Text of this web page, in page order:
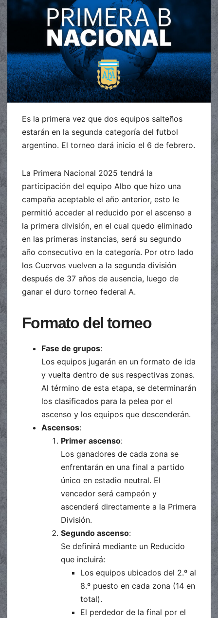
Es la primera vez que dos equipos salteños
estarán en la segunda categoría del futbol
argentino. El torneo dará inicio el 6 de febrero.
La Primera Nacional 2025 tendrá la
participación del equipo Albo que hizo una
campaña aceptable el año anterior, esto le
permitió acceder al reducido por el ascenso a
la primera división, en el cual quedo eliminado
en las primeras instancias, será su segundo
año consecutivo en la categoría. Por otro lado
los Cuervos vuelven a la segunda división
después de 37 años de ausencia, luego de
ganar el duro torneo federal A.
Formato del torneo
Fase de grupos:
Los equipos jugarán en un formato de ida
y vuelta dentro de sus respectivas zonas.
Al término de esta etapa, se determinarán
los clasificados para la pelea por el
ascenso y los equipos que descenderán.
Ascensos:
Primer ascenso:
Los ganadores de cada zona se
enfrentarán en una final a partido
único en estadio neutral. El
vencedor será campeón y
ascenderá directamente a la Primera
División.
Segundo ascenso:
Se definirá mediante un Reducido
que incluirá:
Los equipos ubicados del 2.º al
8.º puesto en cada zona (14 en
total).
El perdedor de la final por el